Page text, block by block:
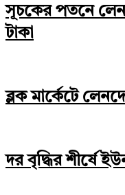
সূচকের পতনে
টাকা
ব্লক মার্কেটে
দর বৃদ্ধির শীর্ষে